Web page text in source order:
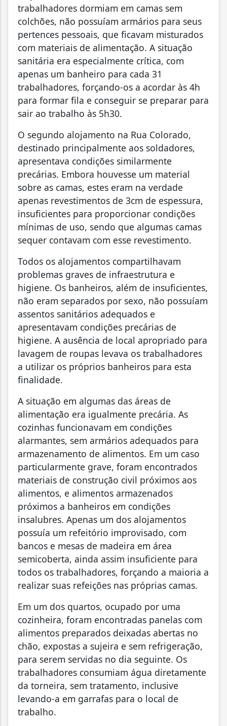
trabalhadores dormiam em camas sem
colchões, não possuíam armários para seus
pertences pessoais, que ficavam misturados
com materiais de alimentação. A situação
sanitária era especialmente crítica, com
apenas um banheiro para cada 31
trabalhadores, forçando-os a acordar às 4h
para formar fila e conseguir se preparar para
sair ao trabalho às 5h30.
O segundo alojamento na Rua Colorado,
destinado principalmente aos soldadores,
apresentava condições similarmente
precárias. Embora houvesse um material
sobre as camas, estes eram na verdade
apenas revestimentos de 3cm de espessura,
insuficientes para proporcionar condições
mínimas de uso, sendo que algumas camas
sequer contavam com esse revestimento.
Todos os alojamentos compartilhavam
problemas graves de infraestrutura e
higiene. Os banheiros, além de insuficientes,
não eram separados por sexo, não possuíam
assentos sanitários adequados e
apresentavam condições precárias de
higiene. A ausência de local apropriado para
lavagem de roupas levava os trabalhadores
a utilizar os próprios banheiros para esta
finalidade.
A situação em algumas das áreas de
alimentação era igualmente precária. As
cozinhas funcionavam em condições
alarmantes, sem armários adequados para
armazenamento de alimentos. Em um caso
particularmente grave, foram encontrados
materiais de construção civil próximos aos
alimentos, e alimentos armazenados
próximos a banheiros em condições
insalubres. Apenas um dos alojamentos
possuía um refeitório improvisado, com
bancos e mesas de madeira em área
semicoberta, ainda assim insuficiente para
todos os trabalhadores, forçando a maioria a
realizar suas refeições nas próprias camas.
Em um dos quartos, ocupado por uma
cozinheira, foram encontradas panelas com
alimentos preparados deixadas abertas no
chão, expostas a sujeira e sem refrigeração,
para serem servidas no dia seguinte. Os
trabalhadores consumiam água diretamente
da torneira, sem tratamento, inclusive
levando-a em garrafas para o local de
trabalho.